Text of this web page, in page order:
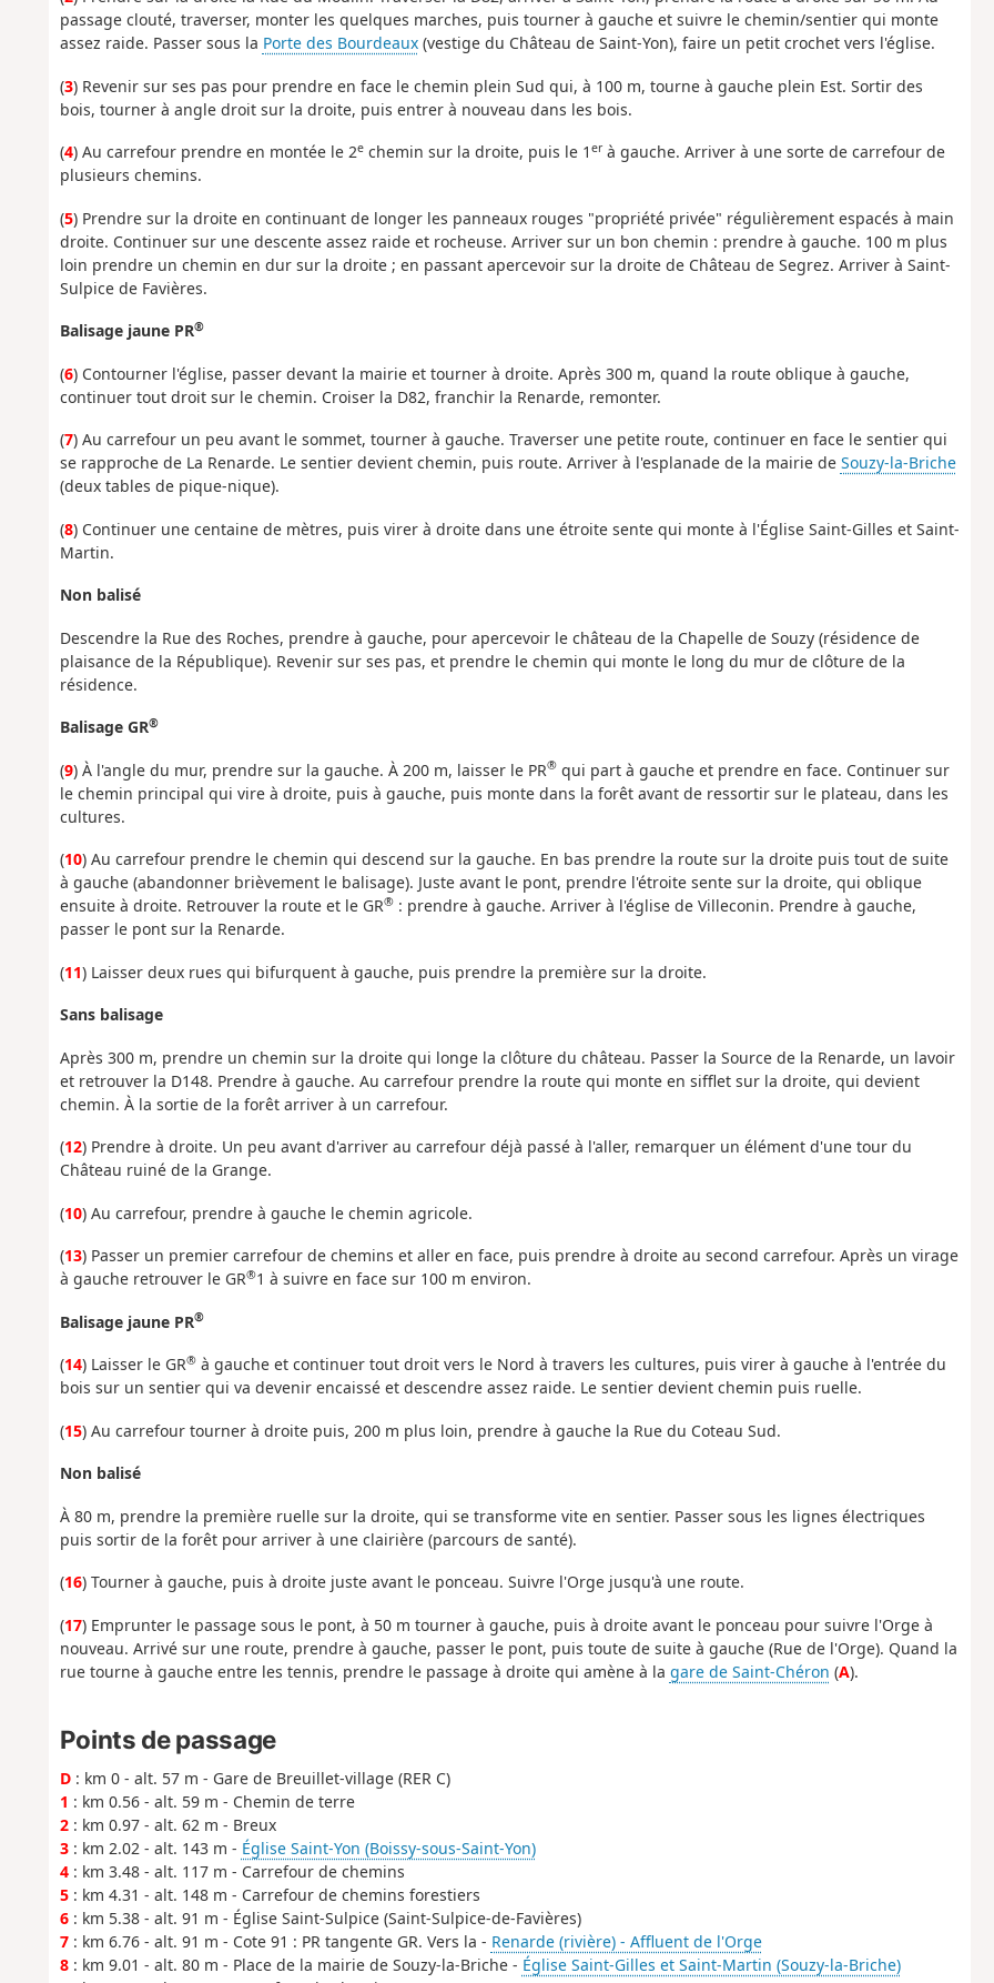
passage clouté, traverser, monter les quelques marches, puis tourner à gauche et suivre le chemin/sentier qui monte
assez raide. Passer sous la Porte des Bourdeaux(vestige du Château de Saint-Yon), faire un petit crochet vers l'église.
(3) Revenir sur ses pas pour prendre en face le chemin plein Sud qui, à 100 m, tourne à gauche plein Est. Sortir des
bois, tourner à angle droit sur la droite, puis entrer à nouveau dans les bois.
(4) Au carrefour prendre en montée le 2echemin sur la droite, puis le 1 erà gauche. Arriver à une sorte de carrefour de
plusieurs chemins.
(5) Prendre sur la droite en continuant de longer les panneaux rouges "propriété privée" régulièrement espacés à main
droite. Continuer sur une descente assez raide et rocheuse. Arriver sur un bon chemin : prendre à gauche. 100 m plus
loin prendre un chemin en dur sur la droite ; en passant apercevoir sur la droite de Château de Segrez. Arriver à Saint-
Sulpice de Favières.
Balisage jaune PR®
(6) Contourner l'église, passer devant la mairie et tourner à droite. Après 300 m, quand la route oblique à gauche,
continuer tout droit sur le chemin. Croiser la D82, franchir la Renarde, remonter.
(7) Au carrefour un peu avant le sommet, tourner à gauche. Traverser une petite route, continuer en face le sentier qui
se rapproche de La Renarde. Le sentier devient chemin, puis route. Arriver à l'esplanade de la mairie de Souzy-la-Briche
(deux tables de pique-nique).
(8) Continuer une centaine de mètres, puis virer à droite dans une étroite sente qui monte à l'Église Saint-Gilles et Saint-
Martin.
Non balisé
Descendre la Rue des Roches, prendre à gauche, pour apercevoir le château de la Chapelle de Souzy (résidence de
plaisance de la République). Revenir sur ses pas, et prendre le chemin qui monte le long du mur de clôture de la
résidence.
Balisage GR®
(9) À l'angle du mur, prendre sur la gauche. À 200 m, laisser le PR®qui part à gauche et prendre en face. Continuer sur
le chemin principal qui vire à droite, puis à gauche, puis monte dans la forêt avant de ressortir sur le plateau, dans les
cultures.
(10) Au carrefour prendre le chemin qui descend sur la gauche. En bas prendre la route sur la droite puis tout de suite
à gauche (abandonner brièvement le balisage). Juste avant le pont, prendre l'étroite sente sur la droite, qui oblique
ensuite à droite. Retrouver la route et le GR®: prendre à gauche. Arriver à l'église de Villeconin. Prendre à gauche,
passer le pont sur la Renarde.
(11) Laisser deux rues qui bifurquent à gauche, puis prendre la première sur la droite.
Sans balisage
Après 300 m, prendre un chemin sur la droite qui longe la clôture du château. Passer la Source de la Renarde, un lavoir
et retrouver la D148. Prendre à gauche. Au carrefour prendre la route qui monte en sifflet sur la droite, qui devient
chemin. À la sortie de la forêt arriver à un carrefour.
(12) Prendre à droite. Un peu avant d'arriver au carrefour déjà passé à l'aller, remarquer un élément d'une tour du
Château ruiné de la Grange.
(10) Au carrefour, prendre à gauche le chemin agricole.
(13) Passer un premier carrefour de chemins et aller en face, puis prendre à droite au second carrefour. Après un virage
à gauche retrouver le GR®1 à suivre en face sur 100 m environ.
Balisage jaune PR®
(14) Laisser le GR®à gauche et continuer tout droit vers le Nord à travers les cultures, puis virer à gauche à l'entrée du
bois sur un sentier qui va devenir encaissé et descendre assez raide. Le sentier devient chemin puis ruelle.
(15) Au carrefour tourner à droite puis, 200 m plus loin, prendre à gauche la Rue du Coteau Sud.
Non balisé
À 80 m, prendre la première ruelle sur la droite, qui se transforme vite en sentier. Passer sous les lignes électriques
puis sortir de la forêt pour arriver à une clairière (parcours de santé).
(16) Tourner à gauche, puis à droite juste avant le ponceau. Suivre l'Orge jusqu'à une route.
(17) Emprunter le passage sous le pont, à 50 m tourner à gauche, puis à droite avant le ponceau pour suivre l'Orge à
nouveau. Arrivé sur une route, prendre à gauche, passer le pont, puis toute de suite à gauche (Rue de l'Orge). Quand la
rue tourne à gauche entre les tennis, prendre le passage à droite qui amène à la gare de Saint-Chéron (A).
Points de passage
D: km 0 - alt. 57 m - Gare de Breuillet-village (RER C)
1 : km 0.56 - alt. 59 m - Chemin de terre
2: km 0.97 - alt. 62 m - Breux
3: km 2.02 - alt. 143 m - Église Saint-Yon (Boissy-sous-Saint-Yon)
4: km 3.48 - alt. 117 m - Carrefour de chemins
5: km 4.31 - alt. 148 m - Carrefour de chemins forestiers
6: km 5.38 - alt. 91 m - Église Saint-Sulpice (Saint-Sulpice-de-Favières)
7: km 6.76 - alt. 91 m - Cote 91 : PR tangente GR. Vers la - Renarde (rivière) - Affluent de l'Orge
8: km 9.01 - alt. 80 m - Place de la mairie de Souzy-la-Briche - Église Saint-Gilles et Saint-Martin (Souzy-la-Briche)